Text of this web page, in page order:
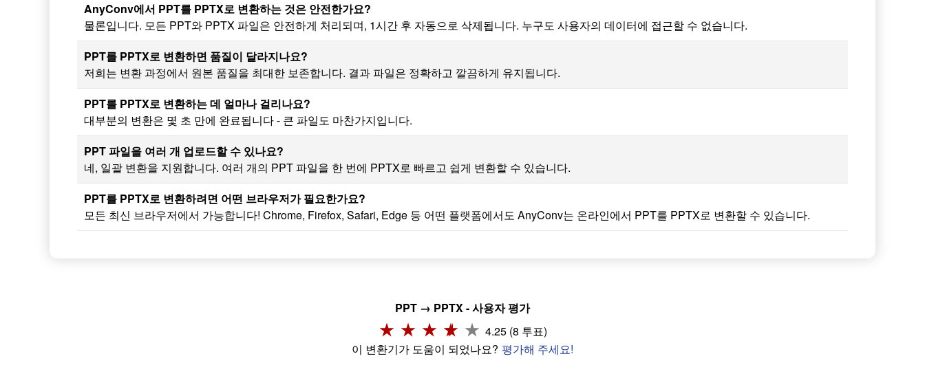
AnyConv에서 PPT를 PPTX로 변환하는 것은 안전한가요?
물론입니다. 모든 PPT와 PPTX 파일은 안전하게 처리되며, 1시간 후 자동으로 삭제됩니다. 누구도 사용자의 데이터에 접근할 수 없습니다.
PPT를 PPTX로 변환하면 품질이 달라지나요?
저희는 변환 과정에서 원본 품질을 최대한 보존합니다. 결과 파일은 정확하고 깔끔하게 유지됩니다.
PPT를 PPTX로 변환하는 데 얼마나 걸리나요?
대부분의 변환은 몇 초 만에 완료됩니다 - 큰 파일도 마찬가지입니다.
PPT 파일을 여러 개 업로드할 수 있나요?
네, 일괄 변환을 지원합니다. 여러 개의 PPT 파일을 한 번에 PPTX로 빠르고 쉽게 변환할 수 있습니다.
PPT를 PPTX로 변환하려면 어떤 브라우저가 필요한가요?
모든 최신 브라우저에서 가능합니다! Chrome, Firefox, Safari, Edge 등 어떤 플랫폼에서도 AnyConv는 온라인에서 PPT를 PPTX로 변환할 수 있습니다.
PPT → PPTX - 사용자 평가
4.25 (8 투표)
이 변환기가 도움이 되었나요? 평가해 주세요!